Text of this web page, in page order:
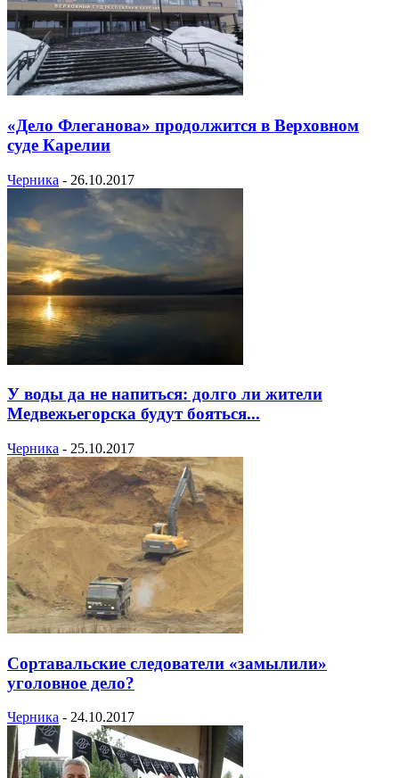
«Дело Флеганова» продолжится в Верховном
суде Карелии
Черника - 26.10.2017
У воды да не напиться: долго ли жители
Медвежьегорска будут бояться...
Черника - 25.10.2017
Сортавальские следователи «замылили»
уголовное дело?
Черника - 24.10.2017